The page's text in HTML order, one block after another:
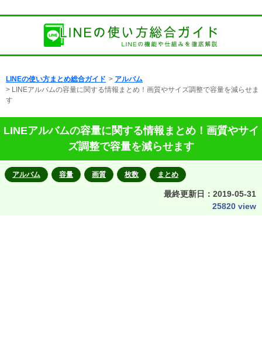
LINEの使い方まとめ総合ガイド > アルバム
> LINEアルバムの容量に関する情報まとめ！画質やサイズ調整で容量を減らせま
す
LINEアルバムの容量に関する情報まとめ！画質やサイ
ズ調整で容量を減らせます
アルバム 容量 画質 枚数 まとめ
最終更新日： 2019-05-31
25820 view